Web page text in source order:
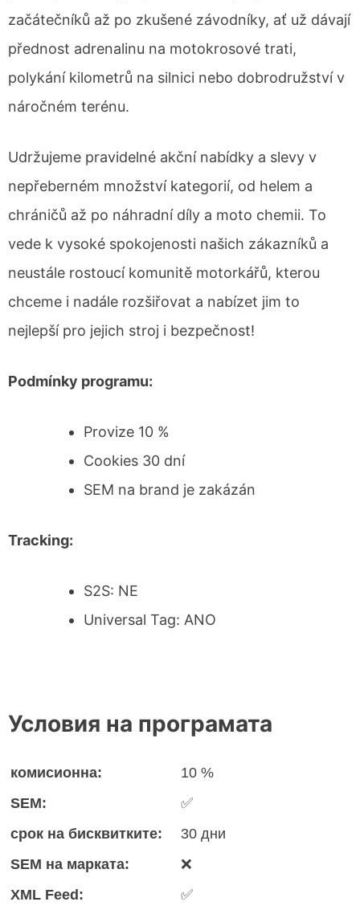
začátečníků až po zkušené závodníky, ať už dávají
přednost adrenalinu na motokrosové trati,
polykání kilometrů na silnici nebo dobrodružství v
náročném terénu.
Udržujeme pravidelné akční nabídky a slevy v
nepřeberném množství kategorií, od helem a
chráničů až po náhradní díly a moto chemii. To
vede k vysoké spokojenosti našich zákazníků a
neustále rostoucí komunitě motorkářů, kterou
chceme i nadále rozšiřovat a nabízet jim to
nejlepší pro jejich stroj i bezpečnost!
Podmínky programu:
Provize 10 %
Cookies 30 dní
SEM na brand je zakázán
Tracking:
S2S: NE
Universal Tag: ANO
Условия на програмата
комисионна:
10 %
SEM:
✅
срок на бисквитките:
30 дни
SEM на марката:
❌
XML Feed:
✅